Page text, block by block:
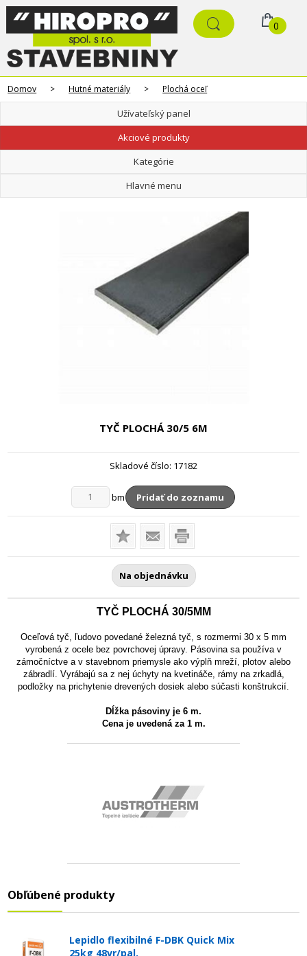
0
Domov > Hutné materiály > Plochá oceľ
Užívateľský panel
Akciové produkty
Kategórie
Hlavné menu
TYČ PLOCHÁ 30/5 6M
Skladové číslo: 17182
bm Pridať do zoznamu
Na objednávku
TYČ PLOCHÁ 30/5MM
Oceľová tyč, ľudovo povedané železná tyč, s rozmermi 30 x 5 mm
vyrobená z ocele bez povrchovej úpravy. Pásovina sa používa v
zámočníctve a v stavebnom priemysle ako výplň mreží, plotov alebo
zábradlí. Vyrábajú sa z nej úchyty na kvetináče, rámy na zrkadlá,
podložky na prichytenie drevených dosiek alebo súčasti konštrukcií.
Dĺžka pásoviny je 6 m.
Cena je uvedená za 1 m.
Obľúbené produkty
Lepidlo flexibilné F-DBK Quick Mix
25kg 48vr/pal.